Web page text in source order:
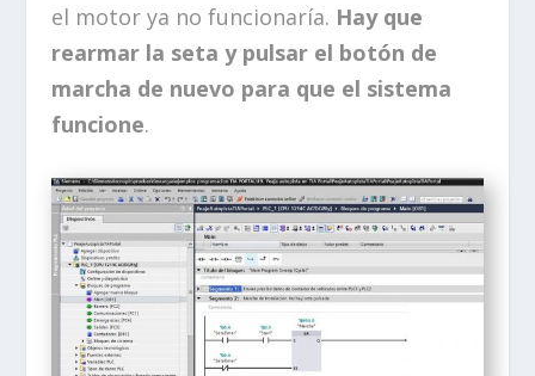
el motor ya no funcionaría. Hay que
rearmar la seta y pulsar el botón de
marcha de nuevo para que el sistema
funcione.